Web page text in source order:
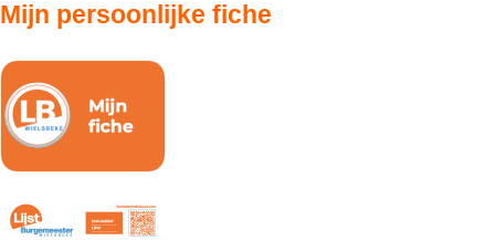
Mijn persoonlijke fiche